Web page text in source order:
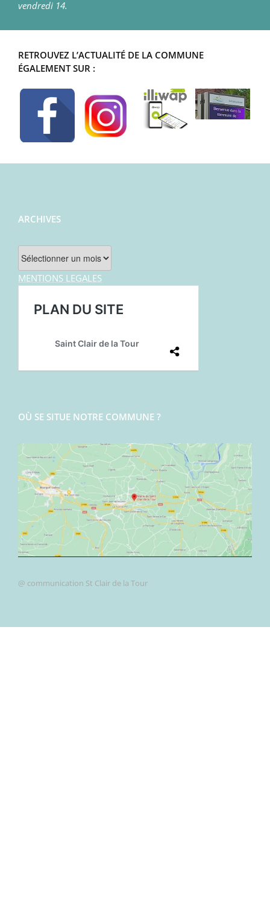
vendredi 14.
RETROUVEZ L’ACTUALITÉ DE LA COMMUNE
ÉGALEMENT SUR :
ARCHIVES
MENTIONS LEGALES
OÙ SE SITUE NOTRE COMMUNE ?
@ communication St Clair de la Tour